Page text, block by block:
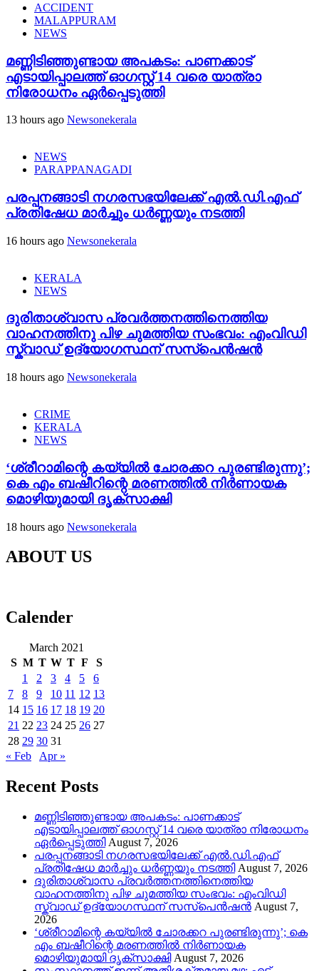
ACCIDENT
MALAPPURAM
NEWS
മണ്ണിടിഞ്ഞുണ്ടായ അപകടം: പാണക്കാട്
എടായിപ്പാലത്ത് ഓഗസ്റ്റ് 14 വരെ യാത്രാ
നിരോധനം ഏര്‍പ്പെടുത്തി
13 hours ago Newsonekerala
NEWS
PARAPPANAGADI
പരപ്പനങ്ങാടി നഗരസഭയിലേക്ക് എൽ.ഡി.എഫ്
പ്രതിഷേധ മാർച്ചും ധർണ്ണയും നടത്തി
16 hours ago Newsonekerala
KERALA
NEWS
ദുരിതാശ്വാസ പ്രവർത്തനത്തിനെത്തിയ
വാഹനത്തിനു പിഴ ചുമത്തിയ സംഭവം: എംവിഡി
സ്ക്വാഡ് ഉദ്യോഗസ്ഥന് സസ്പെൻഷൻ
18 hours ago Newsonekerala
CRIME
KERALA
NEWS
‘ശ്രീറാമിന്റെ കയ്യിൽ ചോരക്കറ പുരണ്ടിരുന്നു’;
കെ എം ബഷീറിന്റെ മരണത്തിൽ നിർണായക
മൊഴിയുമായി ദൃക്‌സാക്ഷി
18 hours ago Newsonekerala
ABOUT US
Calender
March 2021
S M T W T F
S
1
2 3 4 5
6
7
8 9 10 11 12 13
14 15 16 17 18 19 20
21 22 23 24 25 26 27
28 29 30 31
« Feb
Apr »
Recent Posts
മണ്ണിടിഞ്ഞുണ്ടായ അപകടം: പാണക്കാട്
എടായിപ്പാലത്ത് ഓഗസ്റ്റ് 14 വരെ യാത്രാ നിരോധനം
ഏര്‍പ്പെടുത്തി August 7, 2026
പരപ്പനങ്ങാടി നഗരസഭയിലേക്ക് എൽ.ഡി.എഫ്
പ്രതിഷേധ മാർച്ചും ധർണ്ണയും നടത്തി August 7, 2026
ദുരിതാശ്വാസ പ്രവർത്തനത്തിനെത്തിയ
വാഹനത്തിനു പിഴ ചുമത്തിയ സംഭവം: എംവിഡി
സ്ക്വാഡ് ഉദ്യോഗസ്ഥന് സസ്പെൻഷൻ August 7,
2026
‘ശ്രീറാമിന്റെ കയ്യിൽ ചോരക്കറ പുരണ്ടിരുന്നു’; കെ
എം ബഷീറിന്റെ മരണത്തിൽ നിർണായക
മൊഴിയുമായി ദൃക്‌സാക്ഷി August 7, 2026